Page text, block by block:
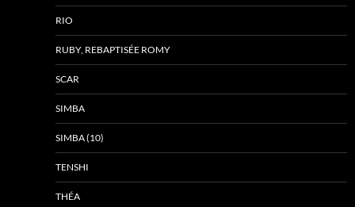
RIO
RUBY, REBAPTISÉE ROMY
SCAR
SIMBA
SIMBA (10)
TENSHI
THÉA